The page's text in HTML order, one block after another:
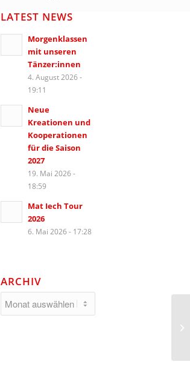
LATEST NEWS
Morgenklassen
mit unseren
Tänzer:innen
4. August 2026 -
19:11
Neue
Kreationen und
Kooperationen
für die Saison
2027
19. Mai 2026 -
18:59
Mat Iech Tour
2026
6. Mai 2026 - 17:28
ARCHIV